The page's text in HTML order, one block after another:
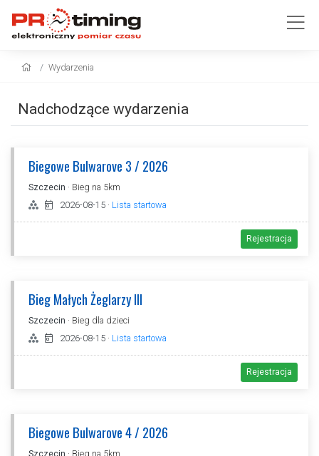
Wydarzenia
Nadchodzące wydarzenia
Biegowe Bulwarove 3 / 2026
Szczecin · Bieg na 5km
2026-08-15· Lista startowa
Rejestracja
Bieg Małych Żeglarzy III
Szczecin · Bieg dla dzieci
2026-08-15· Lista startowa
Rejestracja
Biegowe Bulwarove 4 / 2026
Szczecin · Bieg na 5km